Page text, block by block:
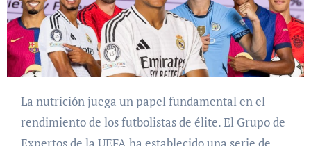
La nutrición juega un papel fundamental en el
rendimiento de los futbolistas de élite. El Grupo de